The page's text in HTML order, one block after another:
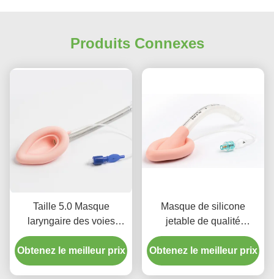
Produits Connexes
Taille 5.0 Masque
laryngaire des voies
respiratoires des voies
respiratoires du tube
laryngaire Silicone pour
Obtenez le meilleur prix
Masque de silicone
jetable de qualité
médicale pour le larynx
Intubation Tubes LMA
Obtenez le meilleur prix